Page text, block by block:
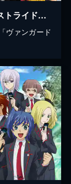
カードファイト!! ヴァンガードG ストライドゲート編
ヴァンガード